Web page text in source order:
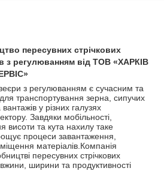
пересувних стрічкових
з регулюванням від ТОВ «ХАРКІВ
з регулюванням є сучасним та
транспортування зерна, сипучих
вантажів у різних галузях
Завдяки мобільності,
висоти та кута нахилу таке
процеси завантаження,
матеріалів.Компанія
пересувних стрічкових
ширини та продуктивності